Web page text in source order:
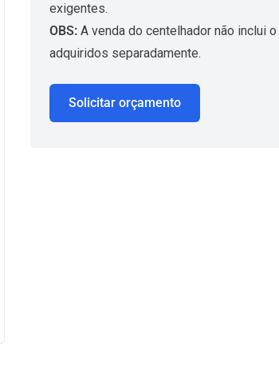
exigentes.
OBS: A venda do centelhador não inclui o
adquiridos separadamente.
Solicitar orçamento